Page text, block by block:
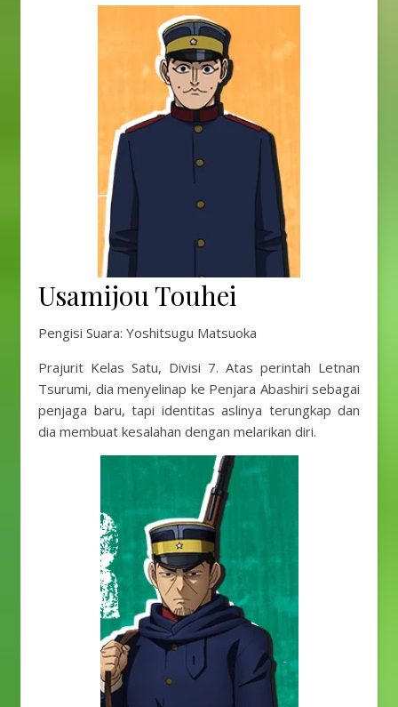
Usamijou Touhei
Pengisi Suara: Yoshitsugu Matsuoka
Prajurit Kelas Satu, Divisi 7. Atas perintah Letnan
Tsurumi, dia menyelinap ke Penjara Abashiri sebagai
penjaga baru, tapi identitas aslinya terungkap dan
dia membuat kesalahan dengan melarikan diri.